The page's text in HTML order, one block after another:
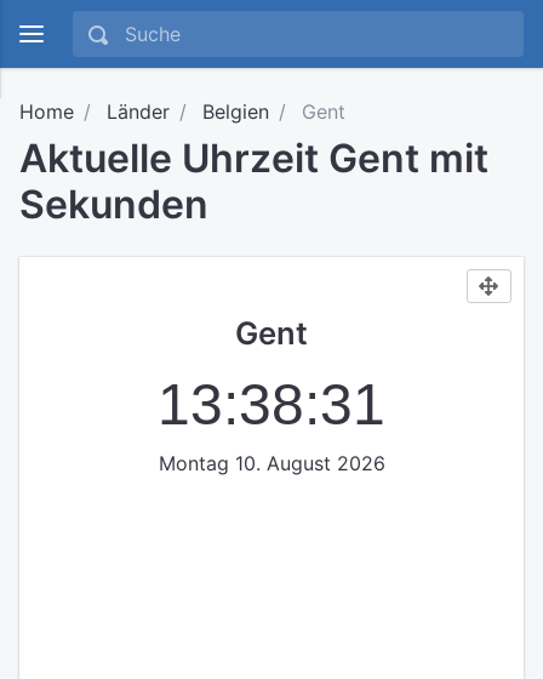
Home Länder Belgien Gent
Aktuelle Uhrzeit Gent mit
Sekunden
Gent
13:38:32
Montag 10. August 2026